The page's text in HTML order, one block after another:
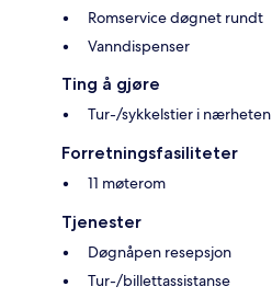
Romservice døgnet rundt
Vanndispenser
Ting å gjøre
Tur-/sykkelstier i nærheten
Forretningsfasiliteter
11 møterom
Tjenester
Døgnåpen resepsjon
Tur-/billettassistanse